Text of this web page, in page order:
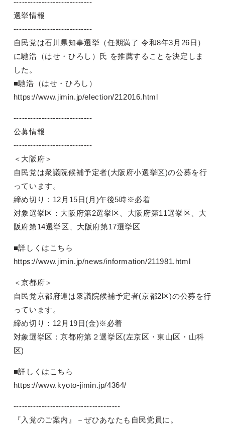
----------------------------
選挙情報
----------------------------
自民党は石川県知事選挙（任期満了 令和8年3月26日）
に馳浩（はせ・ひろし）氏 を推薦することを決定しま
した。
■馳浩（はせ・ひろし）
https://www.jimin.jp/election/212016.html
----------------------------
公募情報
----------------------------
＜大阪府＞
自民党は衆議院候補予定者(大阪府小選挙区)の公募を行
っています。
締め切り：12月15日(月)午後5時※必着
対象選挙区：大阪府第2選挙区、大阪府第11選挙区、大
阪府第14選挙区、大阪府第17選挙区
■詳しくはこちら
https://www.jimin.jp/news/information/211981.html
＜京都府＞
自民党京都府連は衆議院候補予定者(京都2区)の公募を行
っています。
締め切り：12月19日(金)※必着
対象選挙区：京都府第２選挙区(左京区・東山区・山科
区)
■詳しくはこちら
https://www.kyoto-jimin.jp/4364/
--------------------------------------
『入党のご案内』－ぜひあなたも自民党員に。